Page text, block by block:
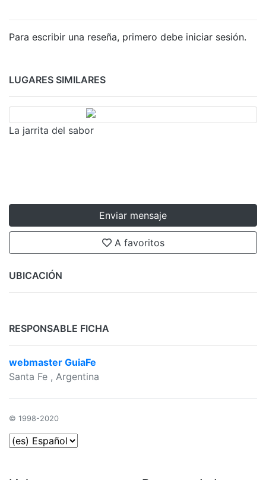
Para escribir una reseña, primero debe iniciar sesión.
LUGARES SIMILARES
La jarrita del sabor
Enviar mensaje
A favoritos
UBICACIÓN
RESPONSABLE FICHA
webmaster GuiaFe
Santa Fe , Argentina
© 1998-2020